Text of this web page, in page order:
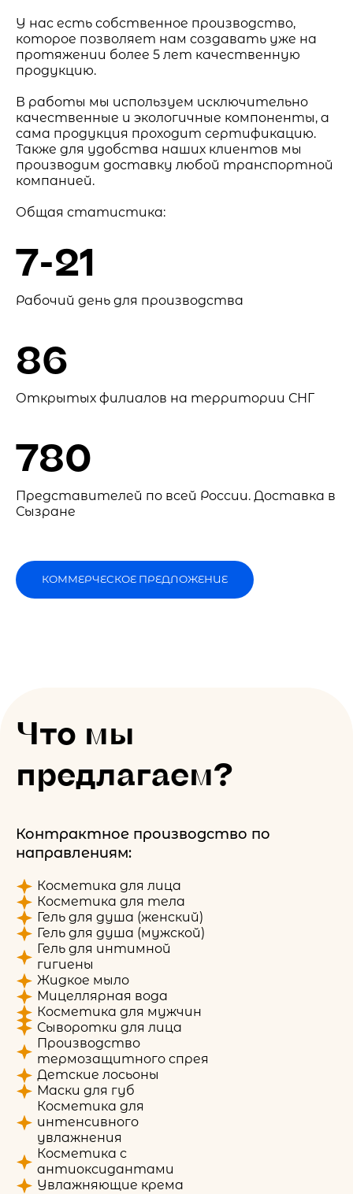
У нас есть собственное производство,
которое позволяет нам создавать уже на
протяжении более 5 лет качественную
продукцию.
В работы мы используем исключительно
качественные и экологичные компоненты, а
сама продукция проходит сертификацию.
Также для удобства наших клиентов мы
производим доставку любой транспортной
компанией.
Общая статистика:
7-21
Рабочий день для производства
86
Открытых филиалов на территории СНГ
780
Представителей по всей России. Доставка в
Сызране
КОММЕРЧЕСКОЕ ПРЕДЛОЖЕНИЕ
Что мы
предлагаем?
Контрактное производство по
направлениям:
Косметика для лица
Косметика для тела
Гель для душа (женский)
Гель для душа (мужской)
Гель для интимной
гигиены
Жидкое мыло
Мицеллярная вода
Косметика для мужчин
Сыворотки для лица
Производство
термозащитного спрея
Детские лосьоны
Маски для губ
Косметика для
интенсивного
увлажнения
Косметика с
антиоксидантами
Увлажняющие крема